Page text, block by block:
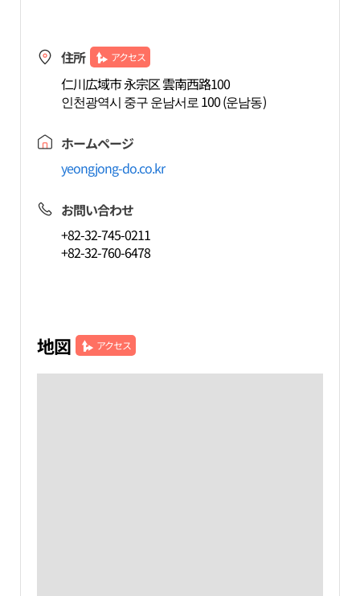
住所 アクセス
仁川広域市 永宗区 雲南西路100
인천광역시 중구 운남서로 100 (운남동)
ホームページ
yeongjong-do.co.kr
お問い合わせ
+82-32-745-0211
+82-32-760-6478
地図 アクセス